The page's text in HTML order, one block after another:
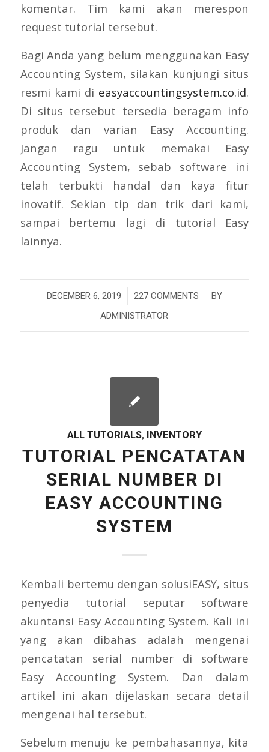
komentar. Tim kami akan merespon
request tutorial tersebut.
Bagi Anda yang belum menggunakan Easy
Accounting System, silakan kunjungi situs
resmi kami di easyaccountingsystem.co.id.
Di situs tersebut tersedia beragam info
produk dan varian Easy Accounting.
Jangan ragu untuk memakai Easy
Accounting System, sebab software ini
telah terbukti handal dan kaya fitur
inovatif. Sekian tip dan trik dari kami,
sampai bertemu lagi di tutorial Easy
lainnya.
DECEMBER 6, 2019
/ 227 COMMENTS
/
BY
ADMINISTRATOR
ALL TUTORIALS, INVENTORY
TUTORIAL PENCATATAN
SERIAL NUMBER DI
EASY ACCOUNTING
SYSTEM
Kembali bertemu dengan solusiEASY, situs
penyedia tutorial seputar software
akuntansi Easy Accounting System. Kali ini
yang akan dibahas adalah mengenai
pencatatan serial number di software
Easy Accounting System. Dan dalam
artikel ini akan dijelaskan secara detail
mengenai hal tersebut.
Sebelum menuju ke pembahasannya, kita